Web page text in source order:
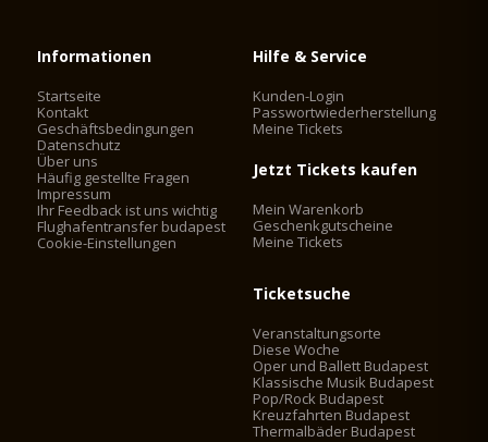
Informationen
Startseite
Kontakt
Geschäftsbedingungen
Datenschutz
Über uns
Häufig gestellte Fragen
Impressum
Ihr Feedback ist uns wichtig
Flughafentransfer budapest
Cookie-Einstellungen
Hilfe & Service
Kunden-Login
Passwortwiederherstellung
Meine Tickets
Jetzt Tickets kaufen
Mein Warenkorb
Geschenkgutscheine
Meine Tickets
Ticketsuche
Veranstaltungsorte
Diese Woche
Oper und Ballett Budapest
Klassische Musik Budapest
Pop/Rock Budapest
Kreuzfahrten Budapest
Thermalbäder Budapest